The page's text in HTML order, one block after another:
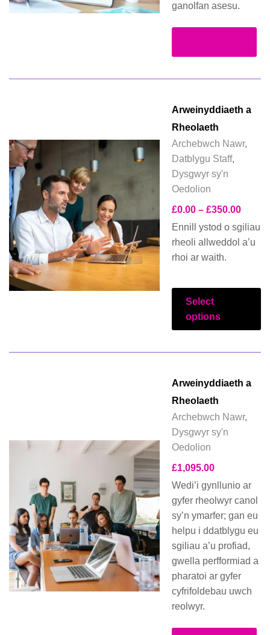
ganolfan asesu.
Arweinyddiaeth a
Rheolaeth
Archebwch Nawr,
Datblygu Staff,
Dysgwyr sy'n
Oedolion
£0.00 – £350.00
Ennill ystod o sgiliau
rheoli allweddol a’u
rhoi ar waith.
Select
options
Arweinyddiaeth a
Rheolaeth
Archebwch Nawr,
Dysgwyr sy'n
Oedolion
£1,095.00
Wedi’i gynllunio ar
gyfer rheolwyr canol
sy’n ymarfer; gan eu
helpu i ddatblygu eu
sgiliau a’u profiad,
gwella perfformiad a
pharatoi ar gyfer
cyfrifoldebau uwch
reolwyr.